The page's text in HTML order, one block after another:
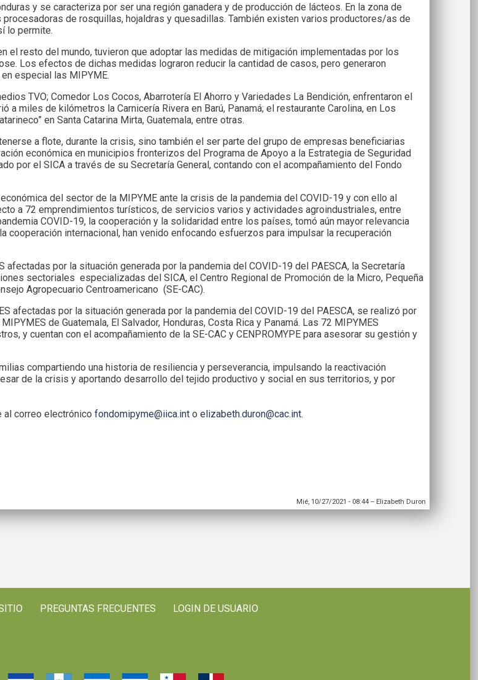
y se caracteriza por ser una región ganadera y de producción de lácteos. En la zona de
de rosquillas, hojaldras y quesadillas. También existen varios productores/as de
lo permite.
el resto del mundo, tuvieron que adoptar las medidas de mitigación implementadas por los
Los efectos de dichas medidas lograron reducir la cantidad de casos, pero generaron
especial las MIPYME.
TVO; Comedor Los Cocos, Abarrotería El Ahorro y Variedades La Bendición, enfrentaron el
miles de kilómetros la Carnicería Rivera en Barú, Panamá; el restaurante Carolina, en Los
en Santa Catarina Mirta, Guatemala, entre otras.
a flote, durante la crisis, sino también el ser parte del grupo de empresas beneficiarias
económica en municipios fronterizos del Programa de Apoyo a la Estrategia de Seguridad
por el SICA a través de su Secretaría General, contando con el acompañamiento del Fondo
del sector de la MIPYME ante la crisis de la pandemia del COVID-19 y con ello al
a 72 emprendimientos turísticos, de servicios varios y actividades agroindustriales, entre
COVID-19, la cooperación y la solidaridad entre los países, tomó aún mayor relevancia
internacional, han venido enfocando esfuerzos para impulsar la recuperación
por la situación generada por la pandemia del COVID-19 del PAESCA, la Secretaría
sectoriales especializadas del SICA, el Centro Regional de Promoción de la Micro, Pequeña
Agropecuario Centroamericano (SE-CAC).
afectadas por la situación generada por la pandemia del COVID-19 del PAESCA, se realizó por
de Guatemala, El Salvador, Honduras, Costa Rica y Panamá. Las 72 MIPYMES
y cuentan con el acompañamiento de la SE-CAC y CENPROMYPE para asesorar su gestión y
compartiendo una historia de resiliencia y perseverancia, impulsando la reactivación
de la crisis y aportando desarrollo del tejido productivo y social en sus territorios, y por
al correo electrónicofondomipyme@iica.int oelizabeth.duron@cac.int.
Mié, 10/27/2021 - 08:44 -- Elizabeth Duron
PREGUNTAS FRECUENTES LOGIN DE USUARIO